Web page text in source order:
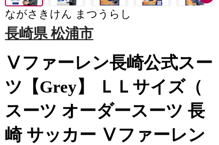
ながさきけん まつうらし
長崎県 松浦市
Ⅴファーレン長崎公式スー
ツ【Grey】 ＬＬサイズ（
スーツ オーダースーツ 長
崎 サッカー Ⅴファーレン